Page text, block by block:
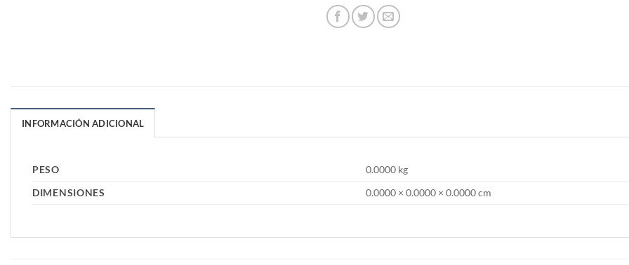
INFORMACIÓN ADICIONAL
PESO
0.0000 kg
DIMENSIONES
0.0000 × 0.0000 × 0.0000 cm